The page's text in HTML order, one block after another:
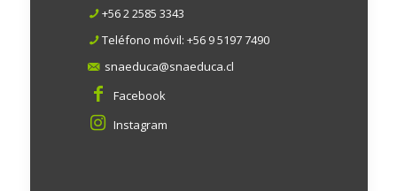
+56 2 2585 3343
Teléfono móvil: +56 9 5197 7490
snaeduca@snaeduca.cl
Facebook
Instagram